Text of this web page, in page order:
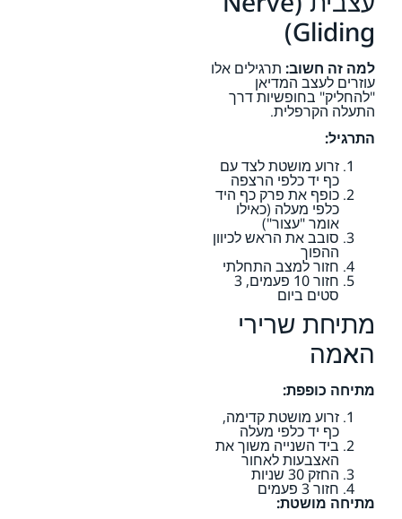
Gliding)
למה זה חשוב: תרגילים אלו
עוזרים לעצב המדיאן
"להחליק" בחופשיות דרך
התעלה הקרפלית.
התרגיל:
זרוע מושטת לצד עם
כף יד כלפי הרצפה
כופף את פרק כף היד
כלפי מעלה (כאילו
אומר "עצור")
סובב את הראש לכיוון
ההפוך
חזור למצב התחלתי
חזור 10 פעמים, 3
סטים ביום
מתיחת שרירי
האמה
מתיחה כופפת:
זרוע מושטת קדימה,
כף יד כלפי מעלה
ביד השנייה משוך את
האצבעות לאחור
החזק 30 שניות
חזור 3 פעמים
מתיחה מושטת: